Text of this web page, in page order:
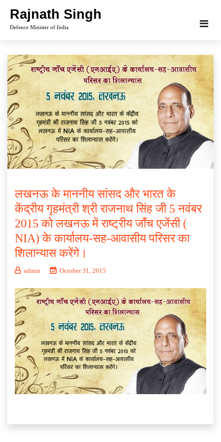
content
Rajnath Singh
Defence Minister of India
लखनऊ के माननीय सांसद और भारत के
केंद्रीय गृहमंत्री श्री राजनाथ सिंह जी 5 नवंबर
2015 को लखनऊ में राष्ट्रीय जाँच एजेंसी (
NIA) के कार्यालय-सह-आवासीय परिसर का
शिलान्यास करेंगे।
admin October 31, 2015